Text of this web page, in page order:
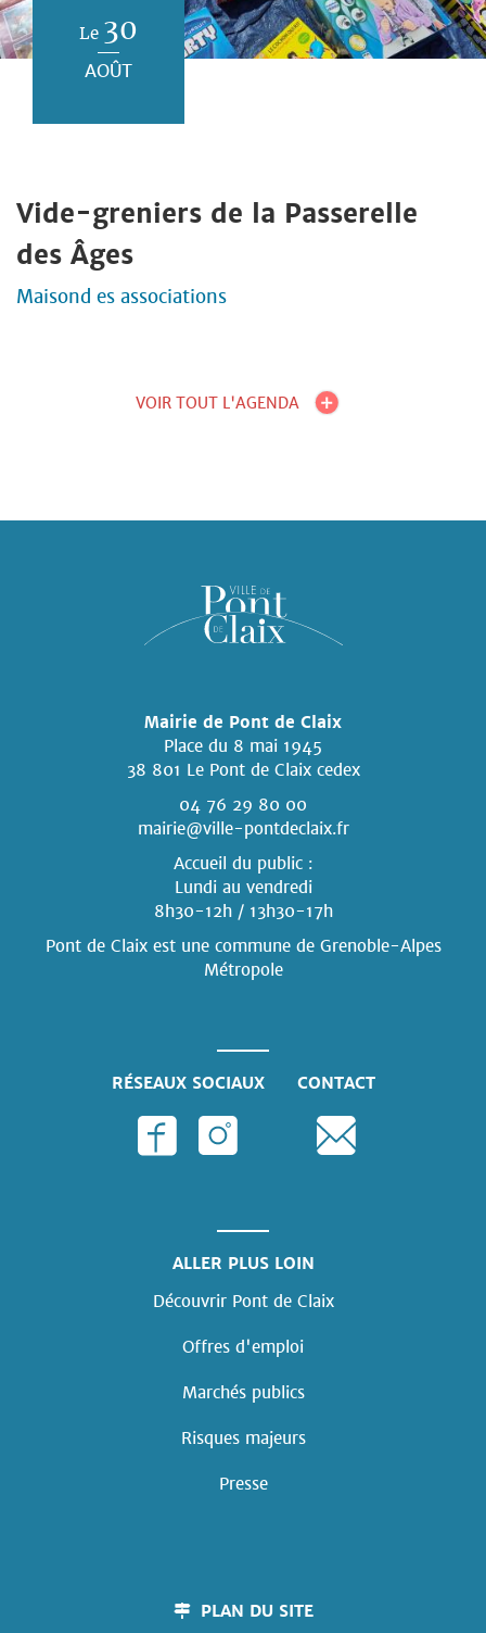
Le 30
AOÛT
Vide-greniers de la Passerelle
des Âges
Maisond es associations
VOIR TOUT L'AGENDA
Mairie de Pont de Claix
Place du 8 mai 1945
38 801 Le Pont de Claix cedex
04 76 29 80 00
mairie@ville-pontdeclaix.fr
Accueil du public :
Lundi au vendredi
8h30-12h / 13h30-17h
Pont de Claix est une commune de Grenoble-Alpes
Métropole
RÉSEAUX SOCIAUX CONTACT
ALLER PLUS LOIN
Découvrir Pont de Claix
Offres d'emploi
Marchés publics
Risques majeurs
Presse
PLAN DU SITE